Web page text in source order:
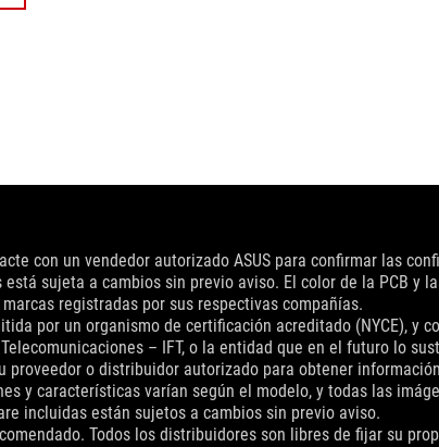
con un vendedor autorizado ASUS para confirmar las
sujeta a cambios sin previo aviso. El color de la PCB y
registradas por sus respectivas compañías.
por un organismo de certificación acreditado (NYCE), y
– IFT, o la entidad que en el futuro lo
o distribuidor autorizado para obtener
y características varían según el modelo, y todas las
incluidas están sujetos a cambios sin previo aviso.
Todos los distribuidores son libres de fijar su